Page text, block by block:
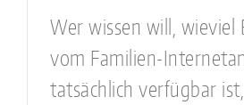
Wer wissen will, wieviel
vom Familien-
tatsächlich verfügbar